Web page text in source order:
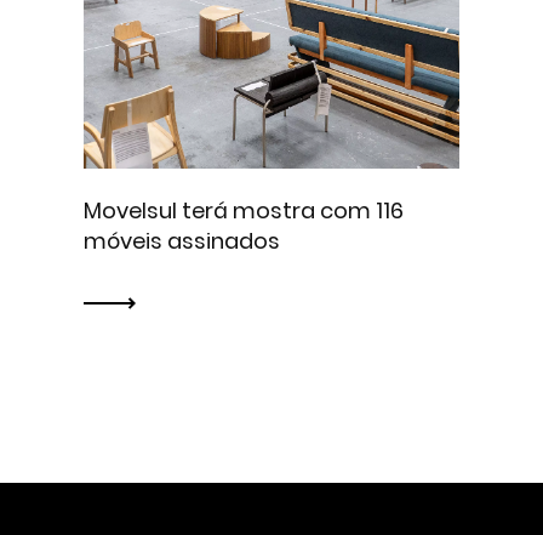
Movelsul terá mostra com 116
móveis assinados